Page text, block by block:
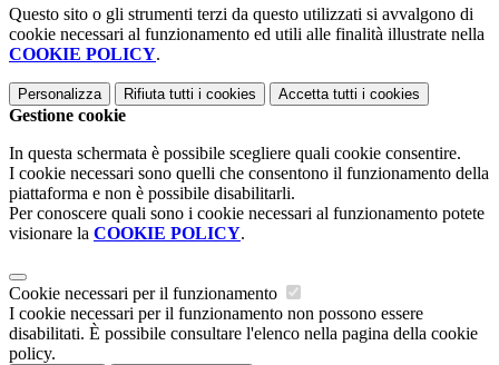
Questo sito o gli strumenti terzi da questo utilizzati si avvalgono di
cookie necessari al funzionamento ed utili alle finalità illustrate nella
COOKIE POLICY.
Personalizza Rifiuta tutti i cookies Accetta tutti i cookies
Gestione cookie
In questa schermata è possibile scegliere quali cookie consentire.
I cookie necessari sono quelli che consentono il funzionamento della
piattaforma e non è possibile disabilitarli.
Per conoscere quali sono i cookie necessari al funzionamento potete
visionare la COOKIE POLICY.
Cookie necessari per il funzionamento
I cookie necessari per il funzionamento non possono essere
disabilitati. È possibile consultare l'elenco nella pagina della cookie
policy.